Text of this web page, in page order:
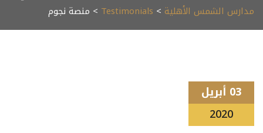
مدارس الشمس الأهلية >
Testimonials > منصة نجوم
03 أبريل
2020